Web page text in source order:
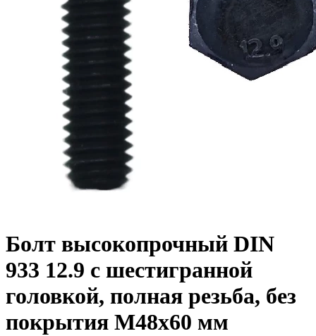
Болт высокопрочный DIN
933 12.9 с шестигранной
головкой, полная резьба, без
покрытия M48x60 мм